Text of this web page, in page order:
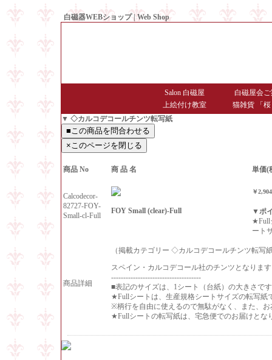
白磁器WEBショップ | Web Shop
Salon 白磁屋
白磁屋会
上絵付け教室
猫雑貨 「
▼ ◇カルコデコールチンツ転写紙
商品 No 商 品 名 単価(
Calcodecor-
82727-FOY-
Small-cl-Full
FOY Small (clear)-Full
￥
▼ポ
★Full
ート
商品詳細
（掲載カテゴリー ◇カルコデコールチンツ転写
スペイン・カルコデコール社のチンツとなりま
-------------------------------------
■表記のサイズは、1シート（台紙）の大きさで
★Fullシートは、生産規格シートサイズの転写紙
※柄行を自由に使えるので無駄がなく、また、
★Fullシートの転写紙は、宅急便でのお届けとな